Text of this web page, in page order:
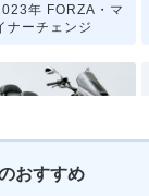
年 FORZA・マ
ナーチェンジ
おすすめ